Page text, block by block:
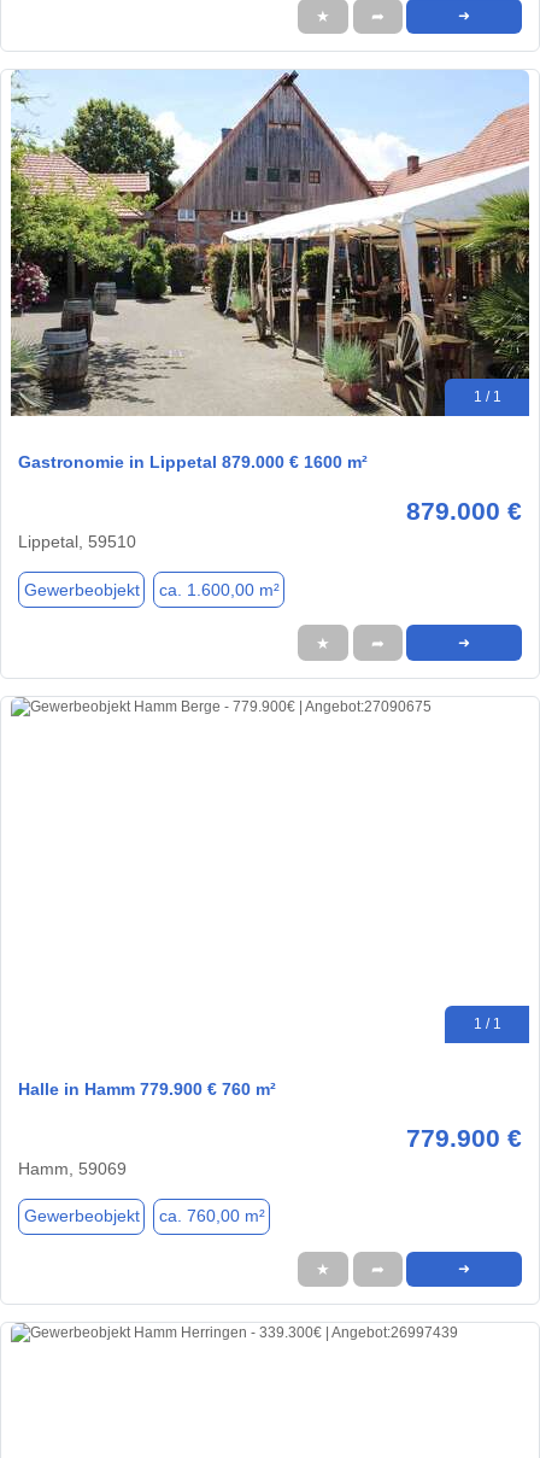
★ ➦ ➜
1 / 1
Gastronomie in Lippetal 879.000 € 1600 m²
879.000 €
Lippetal, 59510
Gewerbeobjekt ca. 1.600,00 m²
★ ➦ ➜
1 / 1
Halle in Hamm 779.900 € 760 m²
779.900 €
Hamm, 59069
Gewerbeobjekt ca. 760,00 m²
★ ➦ ➜